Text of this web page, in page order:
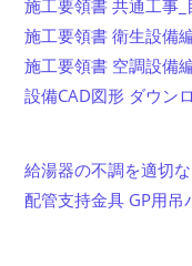
施工要領書 共通工事_
施工要領書 衛生設備
施工要領書 空調設備
設備CAD図形 ダウン
給湯器の不調を適切
配管支持金具 GP用吊